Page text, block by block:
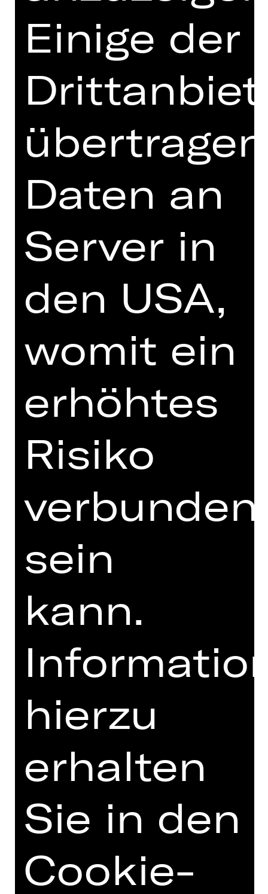
zwei junge Menschen, die versuchen,
gemeinsam einen Weg durch dieses
Leben zu finden. Es sind unruhige
Zeiten, in denen sozialer Abstieg
die Unzufriedenheit politisch zu
nutzen. Zeiten des Windes, bevor der
Doch wer ist der Mann, der da unter
den beiden wohnt, von dem es heißt,
autobiographischer Schriften
zeichnet die eigens für das
Fassung parallel zur Handlung des
Romans das Leben Hans Falladas
nach. Drogenabhängig, gewalttätig,
erfolgreich.
Wie verhält man sich als Künstler*in in
Zeiten des Umbruchs? Welche
Verantwortung hat man gegenüber
seinem Werk, seinen Figuren, der
Scham, über Einsamkeit und Liebe
und über den Wind, der allezeit über
„Und es kümmert ihn nicht,
wer die Menschen regiert.
Erdball
umspannt.
ausmarschiert.
Der Wind geht allezeit über das Land.“
(Reinhard Mey)
DIGITALE STÜCKEINFÜHRUNG
zur Online-Einführung
TEAM
VIDEO/AUDIO
FOTOS
PRESSESTIMMEN
MEHR DAZU IM DIGITALEN
Einige der
übertragen
Daten an
Server in
den USA,
womit ein
erhöhtes
Risiko
verbunden
sein
kann.
hierzu
erhalten
Sie in den
Cookie-